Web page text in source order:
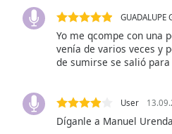
Subtitles
subtitles
settings,
subtitles
settings
dialog
GUADALUPE
Yo me qcompe con una
venía de varios veces y
de sumirse se salió
User
Díganle a Manuel